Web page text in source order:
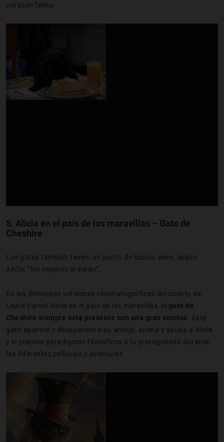
corazón felino.
5. Alicia en el país de las maravillas – Gato de
Cheshire
Los gatos también tienen un punto de locura, pero, según
Alicia, “los mejores lo están”.
En las diferentes versiones cinematográficas del cuento de
Lewis Carrol Alicia en el país de las maravillas, el gato de
Cheshire siempre está presente con una gran sonrisa . Este
gato aparece y desaparece a su antojo, anima y ayuda a Alicia
y le plantea paradigmas filosóficos a la protagonista durante
las diferentes películas y aventuras.